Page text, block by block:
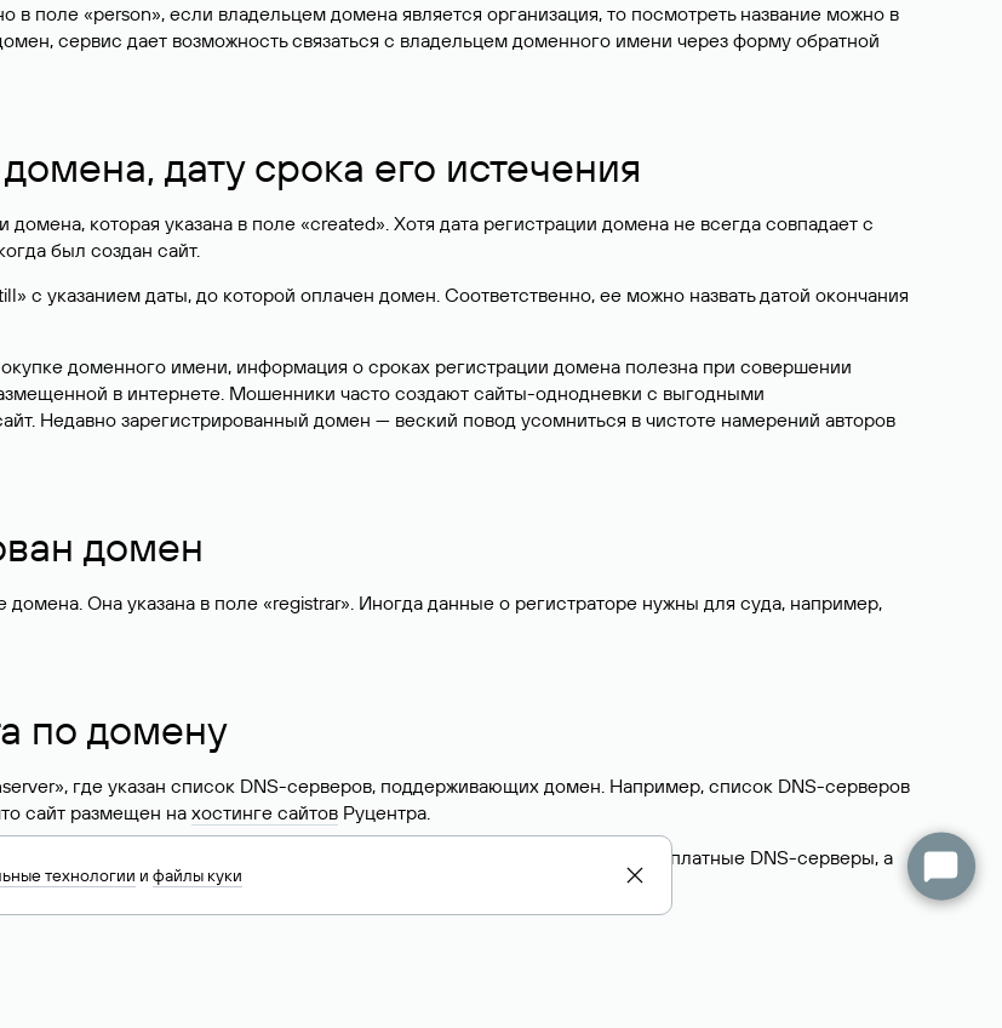
в поле «person», если владельцем домена является организация, то посмотреть название можно в
сервис дает возможность связаться с владельцем доменного имени через форму обратной
дату срока его истечения
которая указана в поле «created». Хотя дата регистрации домена не всегда совпадает с
был создан сайт.
с указанием даты, до которой оплачен домен. Соответственно, ее можно назвать датой окончания
доменного имени, информация о сроках регистрации домена полезна при совершении
в интернете. Мошенники часто создают сайты-однодневки с выгодными
Недавно зарегистрированный домен — веский повод усомниться в чистоте намерений авторов
домен
Она указана в поле «registrar». Иногда данные о регистраторе нужны для суда, например,
по домену
где указан список DNS-серверов, поддерживающих домен. Например, список DNS-серверов
сайт размещен на хостинге сайтов Руцентра.
провайдера сайта. Иногда владельцы сайтов делегируют домен на бесплатные DNS-серверы, а
технологии и файлы куки